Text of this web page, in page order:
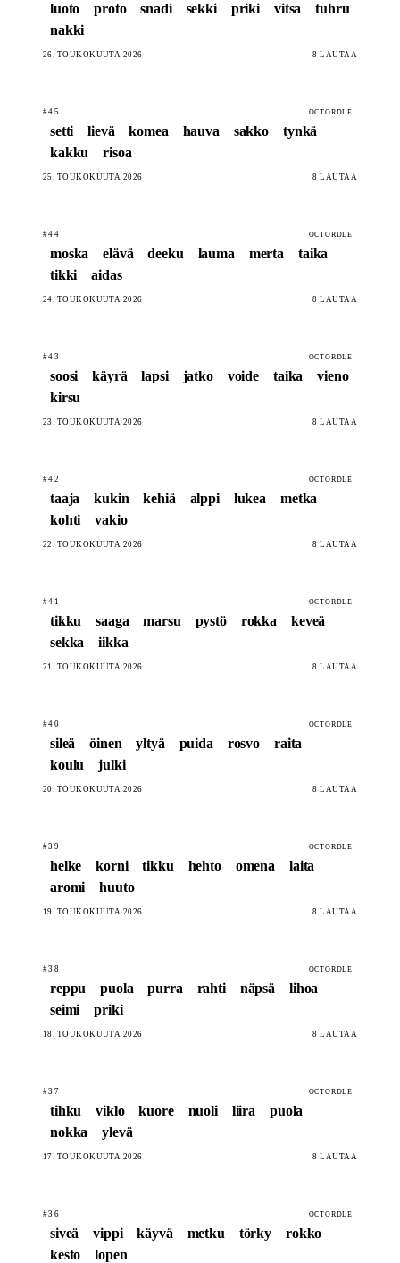
luoto proto snadi sekki priki vitsa
tuhru
nakki
26. TOUKOKUUTA 2026 8 LAUTAA
#45 OCTORDLE
setti lievä komea hauva sakko
tynkä
kakku
risoa
25. TOUKOKUUTA 2026 8 LAUTAA
#44 OCTORDLE
moska elävä deeku lauma merta
taika
tikki
aidas
24. TOUKOKUUTA 2026 8 LAUTAA
#43 OCTORDLE
soosi käyrä lapsi jatko voide taika
vieno
kirsu
23. TOUKOKUUTA 2026 8 LAUTAA
#42 OCTORDLE
taaja kukin kehiä alppi lukea
metka
kohti
vakio
22. TOUKOKUUTA 2026 8 LAUTAA
#41 OCTORDLE
tikku saaga marsu pystö rokka
keveä
sekka
iikka
21. TOUKOKUUTA 2026 8 LAUTAA
#40 OCTORDLE
sileä öinen yltyä puida rosvo
raita
koulu
julki
20. TOUKOKUUTA 2026 8 LAUTAA
#39 OCTORDLE
helke korni tikku hehto omena
laita
aromi
huuto
19. TOUKOKUUTA 2026 8 LAUTAA
#38 OCTORDLE
reppu puola purra rahti näpsä
lihoa
seimi
priki
18. TOUKOKUUTA 2026 8 LAUTAA
#37 OCTORDLE
tihku viklo kuore nuoli liira
puola
nokka
ylevä
17. TOUKOKUUTA 2026 8 LAUTAA
#36 OCTORDLE
siveä vippi käyvä metku törky
rokko
kesto
lopen